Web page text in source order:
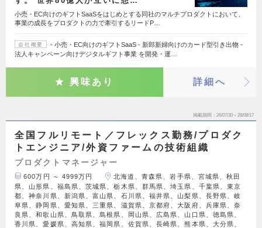
小売・EC向けのギフトSaaSをはじめとする同社のマルチプロダクトにおいて、
事業の成長をプロダクトの力で牽引するリードP…
会社概要
- 小売・EC向けのギフトSaaS - 新郎新婦向けのカード型引き出物 -
法人キャンペーン向けデジタルギフト事業 を開発・運…
興味あり 詳細へ
掲載期間 26/07/30～26/08/17
全国フルリモート／フレックス勤務/プロダク
トエンジニア/外資ファームの技術組織
プロダクトマネージャー
600万円 ～ 4999万円
北海道、青森県、岩手県、宮城県、秋田
県、山形県、福島県、茨城県、栃木県、群馬県、埼玉県、千葉県、東京
都、神奈川県、新潟県、富山県、石川県、福井県、山梨県、長野県、岐
阜県、静岡県、愛知県、三重県、滋賀県、京都府、大阪府、兵庫県、奈
良県、和歌山県、鳥取県、島根県、岡山県、広島県、山口県、徳島県、
香川県、愛媛県、高知県、福岡県、佐賀県、長崎県、熊本県、大分県、